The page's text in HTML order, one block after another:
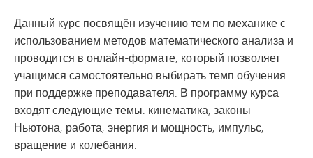
Данный курс посвящён изучению тем по механике с
использованием методов математического анализа и
проводится в онлайн-формате, который позволяет
учащимся самостоятельно выбирать темп обучения
при поддержке преподавателя. В программу курса
входят следующие темы: кинематика, законы
Ньютона, работа, энергия и мощность, импульс,
вращение и колебания.